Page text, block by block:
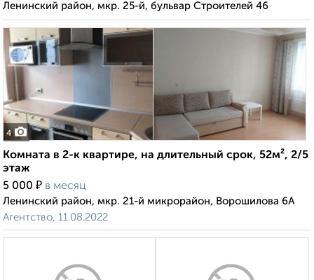
Ленинский район, мкр. 25-й, бульвар Строителей 46
4
Комната в 2-к квартире, на длительный срок, 52м², 2/5
этаж
5 000 ₽ в месяц
Ленинский район, мкр. 21-й микрорайон, Ворошилова 6А
Агентство, 11.08.2022